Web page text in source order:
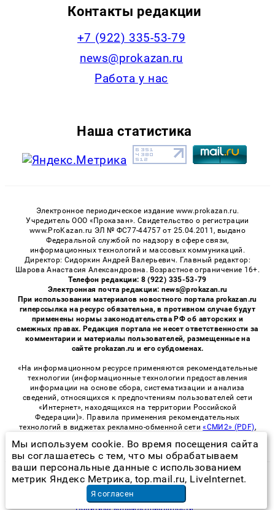
Контакты редакции
+7 (922) 335-53-79
news@prokazan.ru
Работа у нас
Наша статистика
Электронное периодическое издание www.prokazan.ru.
Учредитель ООО «Проказан». Cвидетельство о регистрации
www.ProKazan.ru ЭЛ № ФС77-44757 от 25.04.2011, выдано
Федеральной службой по надзору в сфере связи,
информационных технологий и массовых коммуникаций.
Директор: Сидоркин Андрей Валерьевич. Главный редактор:
Шарова Анастасия Александровна. Возрастное ограничение 16+.
Телефон редакции: 8 (922) 335-53-79
Электронная почта редакции: news@prokazan.ru
При использовании материалов новостного портала prokazan.ru
гиперссылка на ресурс обязательна, в противном случае будут
применены нормы законодательства РФ об авторских и
смежных правах. Редакция портала не несет ответственности за
комментарии и материалы пользователей, размещенные на
сайте prokazan.ru и его субдоменах.
«На информационном ресурсе применяются рекомендательные
технологии (информационные технологии предоставления
информации на основе сбора, систематизации и анализа
сведений, относящихся к предпочтениям пользователей сети
«Интернет», находящихся на территории Российской
Федерации)». Правила применения рекомендательных
технологий в виджетах рекламно-обменной сети«СМИ2» (PDF),
© 2026 «ProKazan» | Все права защищены
Возрастная категория сайта 16+
Мы используем cookie. Во время посещения сайта
вы соглашаетесь с тем, что мы обрабатываем
ваши персональные данные с использованием
метрик Яндекс Метрика, top.mail.ru, LiveInternet.
Я согласен